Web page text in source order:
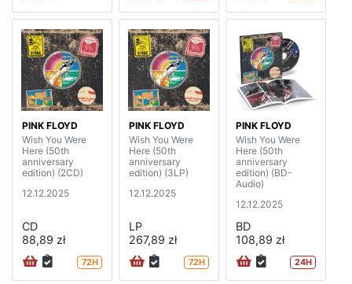
PINK FLOYD
Wish You Were
Here (50th
anniversary
edition) (2CD)
12.12.2025
CD
88,89 zł
72H
PINK FLOYD
Wish You Were
Here (50th
anniversary
edition) (3LP)
12.12.2025
LP
267,89 zł
72H
PINK FLOYD
Wish You Were
Here (50th
anniversary
edition) (BD-
Audio)
12.12.2025
BD
108,89 zł
24H